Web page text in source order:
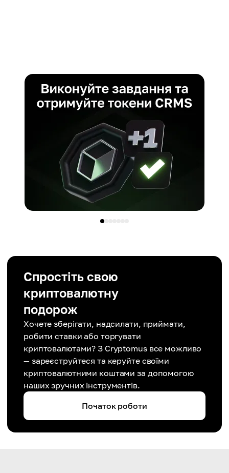
Спростіть свою
криптовалютну
подорож
Хочете зберігати, надсилати, приймати,
робити ставки або торгувати
криптовалютами? З Cryptomus все можливо
— зареєструйтеся та керуйте своїми
криптовалютними коштами за допомогою
наших зручних інструментів.
Початок роботи